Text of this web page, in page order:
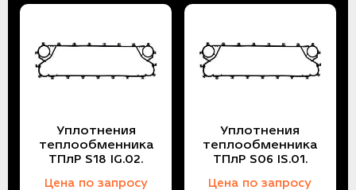
Уплотнения
теплообменника
ТПлР S18 IG.02.
Цена по запросу
Уплотнения
теплообменника
ТПлР S06 IS.01.
Цена по запросу